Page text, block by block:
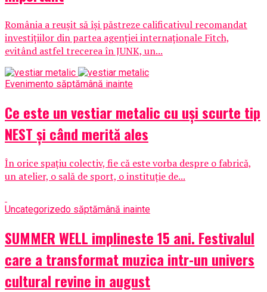
România a reușit să își păstreze calificativul recomandat
investițiilor din partea agenției internaționale Fitch,
evitând astfel trecerea în JUNK, un...
Evenimento săptămână inainte
Ce este un vestiar metalic cu uși scurte tip
NEST și când merită ales
În orice spațiu colectiv, fie că este vorba despre o fabrică,
un atelier, o sală de sport, o instituție de...
Uncategorizedo săptămână inainte
SUMMER WELL implineste 15 ani. Festivalul
care a transformat muzica intr-un univers
cultural revine in august